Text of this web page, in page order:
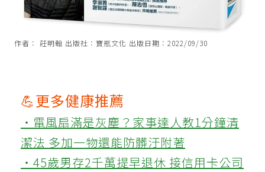
作者： 莊明翰 出版社：寶瓶文化 出版日期：2022/09/30
💪更多健康推薦
‧電風扇滿是灰塵？家事達人教1分鐘清
潔法 多加一物還能防髒汙附著
‧45歲男存2千萬提早退休 接信用卡公司